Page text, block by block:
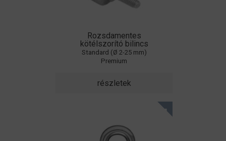
Rozsdamentes
kötélszorító bilincs
Standard (Ø 2-25 mm)
Premium
részletek